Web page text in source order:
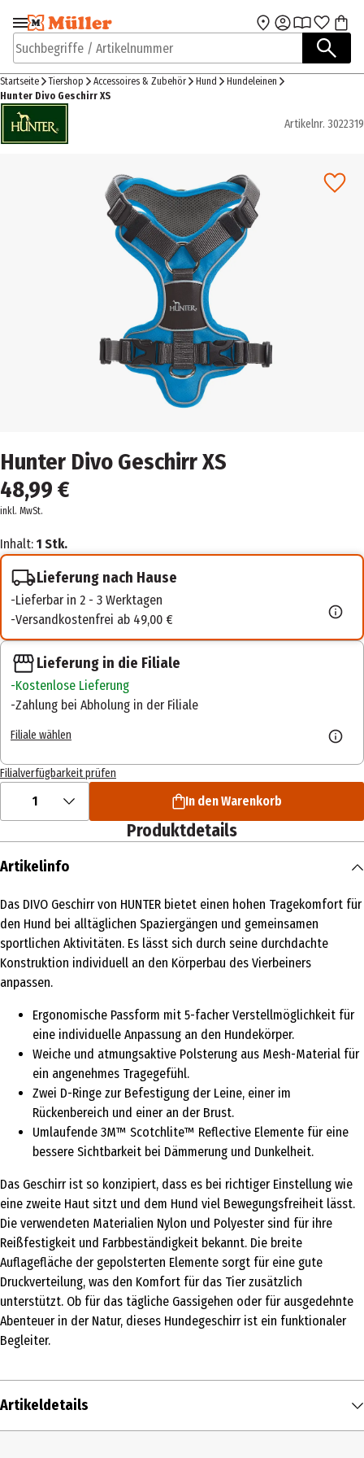
Zur Navigation
springen
Zum Hauptinhalt
Suchbegriffe / Artikelnummer
Startseite Tiershop Accessoires & Zubehör Hund
Hundeleinen
Hunter Divo Geschirr XS
Artikelnr. 3022319
Hunter Divo Geschirr XS
48,99 €
inkl. MwSt.
Inhalt: 1 Stk.
Lieferung nach Hause
Lieferbar in 2 - 3 Werktagen
Versandkostenfrei ab 49,00 €
Lieferung in die Filiale
Kostenlose Lieferung
Zahlung bei Abholung in der Filiale
Filiale wählen
Filialverfügbarkeit prüfen
1 In den Warenkorb
Produktdetails
Artikelinfo
Das DIVO Geschirr von HUNTER bietet einen hohen Tragekomfort für
den Hund bei alltäglichen Spaziergängen und gemeinsamen
sportlichen Aktivitäten. Es lässt sich durch seine durchdachte
Konstruktion individuell an den Körperbau des Vierbeiners
anpassen.
Ergonomische Passform mit 5-facher Verstellmöglichkeit für
eine individuelle Anpassung an den Hundekörper.
Weiche und atmungsaktive Polsterung aus Mesh-Material für
ein angenehmes Tragegefühl.
Zwei D-Ringe zur Befestigung der Leine, einer im
Rückenbereich und einer an der Brust.
Umlaufende 3M™ Scotchlite™ Reflective Elemente für eine
bessere Sichtbarkeit bei Dämmerung und Dunkelheit.
Das Geschirr ist so konzipiert, dass es bei richtiger Einstellung wie
eine zweite Haut sitzt und dem Hund viel Bewegungsfreiheit lässt.
Die verwendeten Materialien Nylon und Polyester sind für ihre
Reißfestigkeit und Farbbeständigkeit bekannt. Die breite
Auflagefläche der gepolsterten Elemente sorgt für eine gute
Druckverteilung, was den Komfort für das Tier zusätzlich
unterstützt. Ob für das tägliche Gassigehen oder für ausgedehnte
Abenteuer in der Natur, dieses Hundegeschirr ist ein funktionaler
Begleiter.
Artikeldetails